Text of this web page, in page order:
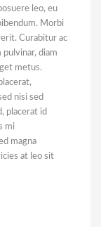
leo, eu
Morbi
Curabitur ac
diam
metus.
nisi sed
placerat id
mi
magna
at leo sit